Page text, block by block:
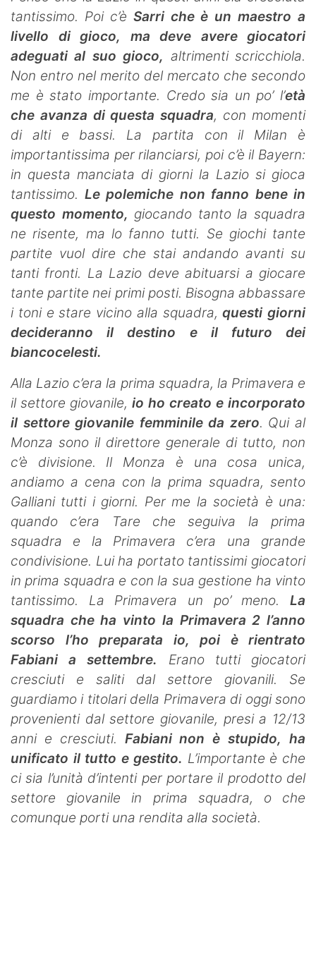
tantissimo. Poi c’è Sarri che è un maestro a
livello di gioco, ma deve avere giocatori
adeguati al suo gioco, altrimenti scricchiola.
Non entro nel merito del mercato che secondo
me è stato importante. Credo sia un po’ l’età
che avanza di questa squadra, con momenti
di alti e bassi. La partita con il Milan è
importantissima per rilanciarsi, poi c’è il Bayern:
in questa manciata di giorni la Lazio si gioca
tantissimo. Le polemiche non fanno bene in
questo momento, giocando tanto la squadra
ne risente, ma lo fanno tutti. Se giochi tante
partite vuol dire che stai andando avanti su
tanti fronti. La Lazio deve abituarsi a giocare
tante partite nei primi posti. Bisogna abbassare
i toni e stare vicino alla squadra,questi giorni
decideranno il destino e il futuro dei
biancocelesti.
Alla Lazio c’era la prima squadra, la Primavera e
il settore giovanile, io ho creato e incorporato
il settore giovanile femminile da zero. Qui al
Monza sono il direttore generale di tutto, non
c’è divisione. Il Monza è una cosa unica,
andiamo a cena con la prima squadra, sento
Galliani tutti i giorni. Per me la società è una:
quando c’era Tare che seguiva la prima
squadra e la Primavera c’era una grande
condivisione. Lui ha portato tantissimi giocatori
in prima squadra e con la sua gestione ha vinto
tantissimo. La Primavera un po’ meno. La
squadra che ha vinto la Primavera 2 l’anno
scorso l’ho preparata io, poi è rientrato
Fabiani a settembre.
Erano tutti giocatori
cresciuti e saliti dal settore giovanili. Se
guardiamo i titolari della Primavera di oggi sono
provenienti dal settore giovanile, presi a 12/13
anni e cresciuti. Fabiani non è stupido, ha
unificato il tutto e gestito. L’importante è che
ci sia l’unità d’intenti per portare il prodotto del
settore giovanile in prima squadra, o che
comunque porti una rendita alla società.